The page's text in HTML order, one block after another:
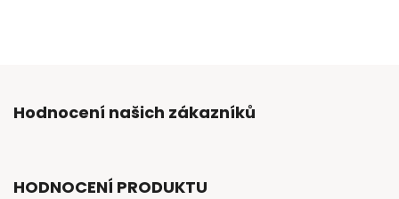
Hodnocení našich zákazníků
HODNOCENÍ PRODUKTU